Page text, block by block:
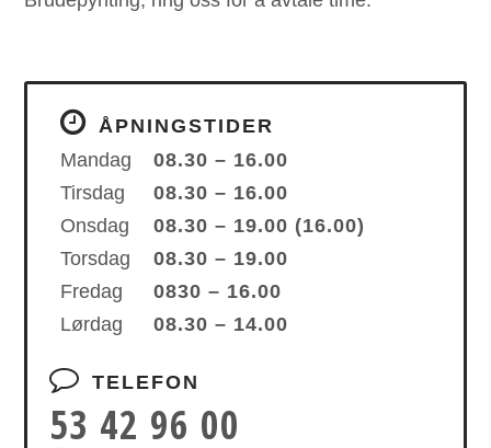
ÅPNINGSTIDER
Mandag
08.30 – 16.00
Tirsdag
08.30 – 16.00
Onsdag
08.30 – 19.00 (16.00)
Torsdag
08.30 – 19.00
Fredag
0830 – 16.00
Lørdag
08.30 – 14.00
TELEFON
53 42 96 00